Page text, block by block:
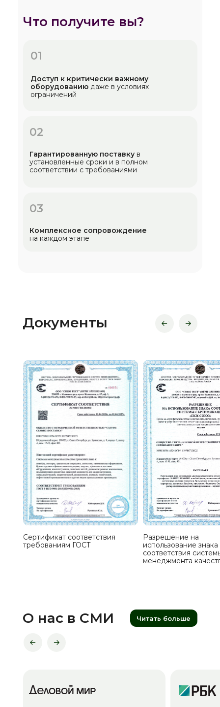
Что получите вы?
01
Доступ к критически важному
оборудованиюдаже в условиях
ограничений
02
Гарантированную поставкув
установленные сроки и в полном
соответствии с требованиями
03
Комплексное сопровождение
на каждом этапе
Документы
Сертификат соответствия
требованиям ГОСТ
Разрешение на
использование знака
соответствия
менеджмента
Читать больше
О нас в СМИ